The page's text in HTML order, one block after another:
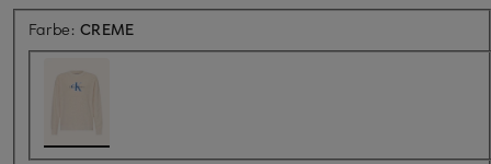
Farbe:CREME